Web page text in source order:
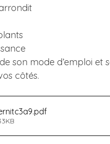
son mode d’emploi et
côtés.
.pdf